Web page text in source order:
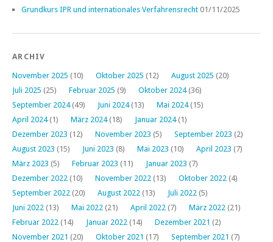
Grundkurs IPR und internationales Verfahrensrecht 01/11/2025
ARCHIV
November 2025 (10) Oktober 2025 (12) August 2025 (20)
Juli 2025 (25) Februar 2025 (9) Oktober 2024(36)
September 2024(49) Juni 2024(13) Mai 2024(15)
April 2024(1) März 2024(18) Januar 2024(1)
Dezember 2023 (12) November 2023 (5) September 2023 (2)
August 2023 (15) Juni 2023 (8) Mai 2023 (10) April 2023 (7)
März 2023 (5) Februar 2023 (11) Januar 2023 (7)
Dezember 2022 (10) November 2022 (13) Oktober 2022 (4)
September 2022 (20) August 2022 (13) Juli 2022 (5)
Juni 2022 (13) Mai 2022 (21) April 2022 (7) März 2022 (21)
Februar 2022 (14) Januar 2022 (14) Dezember 2021 (2)
November 2021 (20) Oktober 2021 (17) September 2021 (7)